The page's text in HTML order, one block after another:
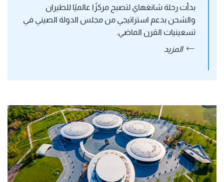
بدأت رحلة شانغهاي لتصبح مركزًا عالميًا للطيران
والشحن بدعم استراتيجي من مجلس الدولة الصيني في
تسعينيات القرن الماضي.
المزيد